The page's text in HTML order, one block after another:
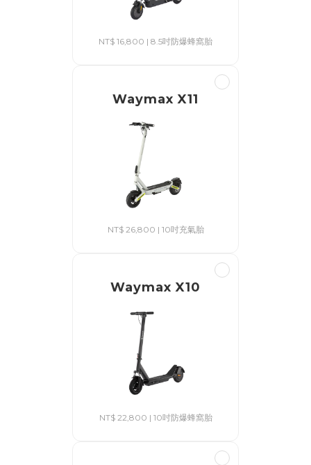
NT$ 16,800 | 8.5吋防爆蜂窩胎
Waymax X11
NT$ 26,800 | 10吋充氣胎
Waymax X10
NT$ 22,800 | 10吋防爆蜂窩胎